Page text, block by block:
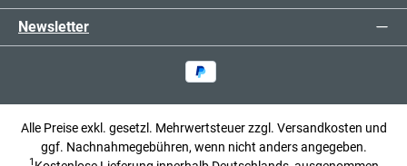
Newsletter
Alle Preise exkl. gesetzl. Mehrwertsteuer zzgl. Versandkosten und
ggf. Nachnahmegebühren, wenn nicht anders angegeben.
1